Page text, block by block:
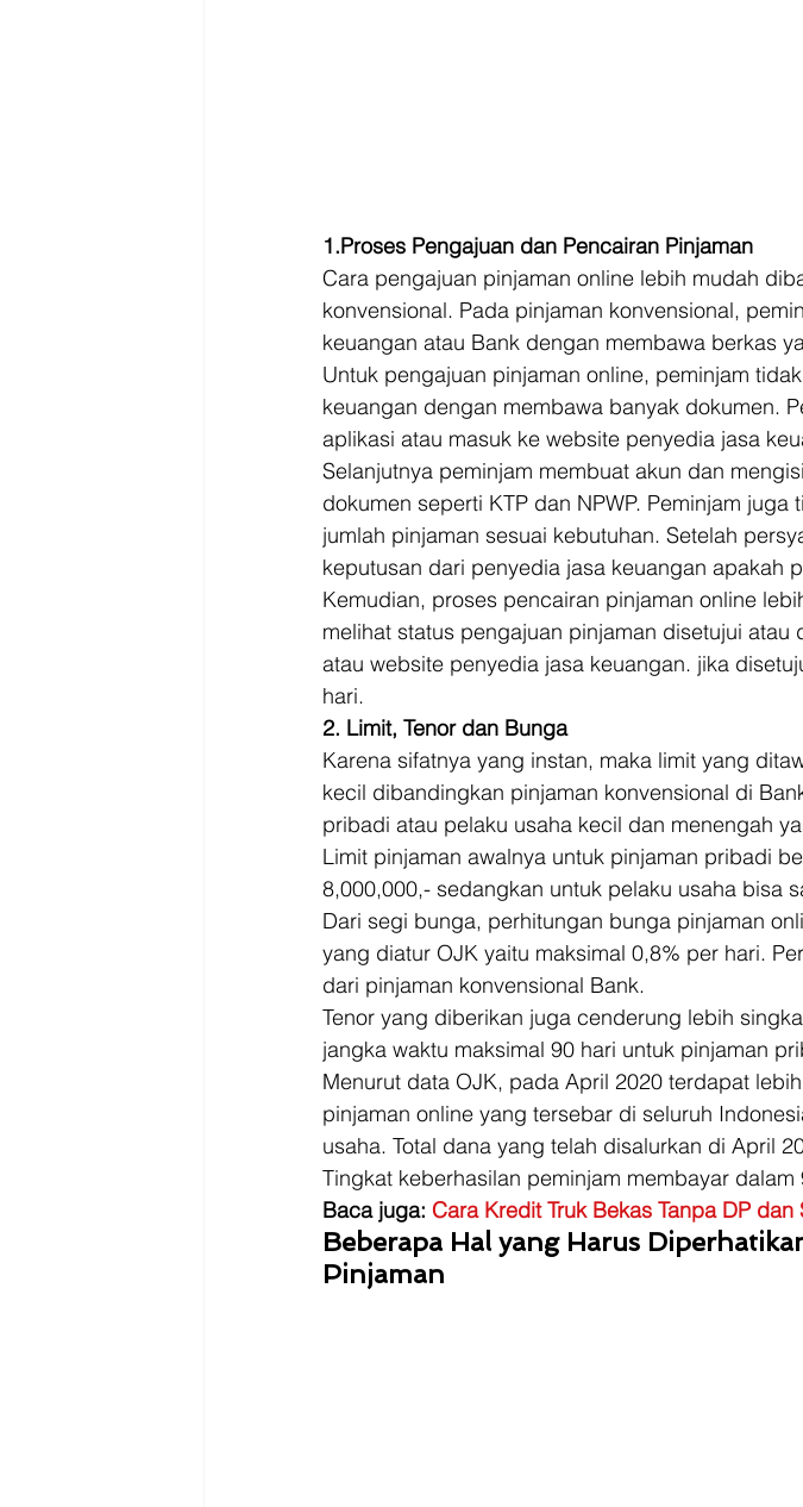
1.Proses Pengajuan dan Pencairan Pinjaman
Cara pengajuan pinjaman online lebih mudah
konvensional. Pada pinjaman konvensional,
keuangan atau Bank dengan membawa berkas
Untuk pengajuan pinjaman online, peminjam
keuangan dengan membawa banyak dokumen.
aplikasi atau masuk ke website penyedia jasa
Selanjutnya peminjam membuat akun dan
dokumen seperti KTP dan NPWP. Peminjam
jumlah pinjaman sesuai kebutuhan. Setelah
keputusan dari penyedia jasa keuangan apakah
Kemudian, proses pencairan pinjaman online
melihat status pengajuan pinjaman disetujui
atau website penyedia jasa keuangan. jika
hari.
2. Limit, Tenor dan Bunga
Karena sifatnya yang instan, maka limit yang
kecil dibandingkan pinjaman konvensional di
pribadi atau pelaku usaha kecil dan menengah
Limit pinjaman awalnya untuk pinjaman pribadi
8,000,000,- sedangkan untuk pelaku usaha bisa
Dari segi bunga, perhitungan bunga pinjaman
yang diatur OJK yaitu maksimal 0,8% per hari.
dari pinjaman konvensional Bank.
Tenor yang diberikan juga cenderung lebih
jangka waktu maksimal 90 hari untuk pinjaman
Menurut data OJK, pada April 2020 terdapat
pinjaman online yang tersebar di seluruh
usaha. Total dana yang telah disalurkan di April
Tingkat keberhasilan peminjam membayar
Baca juga: Cara Kredit Truk Bekas Tanpa DP
Beberapa Hal yang Harus
Pinjaman